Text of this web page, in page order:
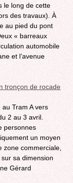
le long de cette
des travaux). À
au pied du pont
« barreaux
automobile
et l’avenue
tronçon de rocade
Tram A vers
2 au 3 avril.
personnes
un moyen
zone commerciale,
sur sa dimension
Gérard